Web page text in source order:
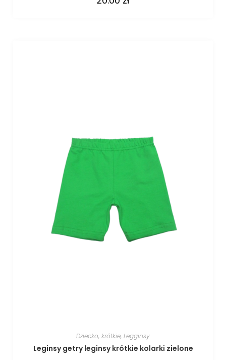
Dziecko, krótkie, Legginsy
Leginsy getry leginsy krótkie kolarki zielone